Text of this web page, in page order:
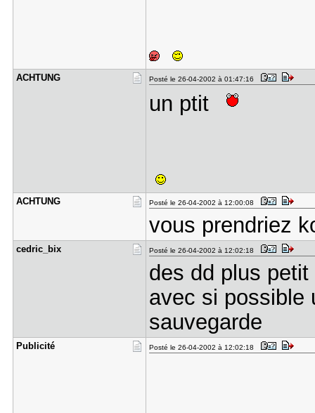
ACHTUNG Posté le 26-04-2002 à 01:47:16
un ptit
ACHTUNG Posté le 26-04-2002 à 12:00:08
vous prendriez
cedric_bix Posté le 26-04-2002 à 12:02:18
des dd plus
avec si possible
sauvegarde
Publicité Posté le 26-04-2002 à 12:02:18